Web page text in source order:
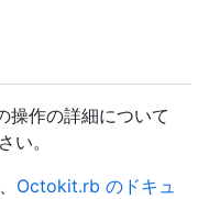
作の詳細について
い。
Octokit.rb のドキュ